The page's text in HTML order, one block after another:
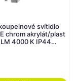
svítidlo
chrom akrylát/plast
4000 K IP44